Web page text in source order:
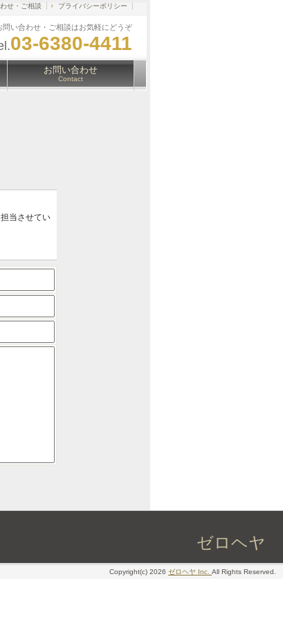
問い合わせ・ご相談はお気軽にどうぞ
03-6380-4411
せ・ご相談 プライバシーポリシー
お問い合わせ
Contact
当させてい
ゼロヘヤ
Copyright(c) 2026 ゼロヘヤ Inc. All Rights Reserved.